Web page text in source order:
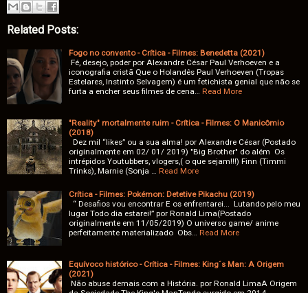
Related Posts:
Fogo no convento - Crítica - Filmes: Benedetta (2021)
Fé, desejo, poder por Alexandre César Paul Verhoeven e a
iconografia cristã Que o Holandês Paul Verhoeven (Tropas
Estelares, Instinto Selvagem) é um fetichista genial que não se
furta a encher seus filmes de cena… Read More
"Reality" mortalmente ruim - Crítica - Filmes: O Manicômio
(2018)
Dez mil “likes” ou a sua alma! por Alexandre César (Postado
originalmente em 02/ 01/ 2019) "Big Brother" do além Os
intrépidos Youtubbers, vlogers,( o que sejam!!!) Finn (Timmi
Trinks), Marnie (Sonja … Read More
Crítica - Filmes: Pokémon: Detetive Pikachu (2019)
“ Desafios vou encontrar E os enfrentarei... Lutando pelo meu
lugar Todo dia estarei!” por Ronald Lima(Postado
originalmente em 11/05/2019) O universo game/ anime
perfeitamente materializado Obs… Read More
Equívoco histórico - Crítica - Filmes: King´s Man: A Origem
(2021)
Não abuse demais com a História. por Ronald LimaA Origem